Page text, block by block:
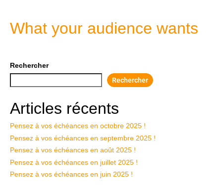
What your audience wants
Rechercher
Rechercher
Articles récents
Pensez à vos échéances en octobre 2025 !
Pensez à vos échéances en septembre 2025 !
Pensez à vos échéances en août 2025 !
Pensez à vos échéances en juillet 2025 !
Pensez à vos échéances en juin 2025 !